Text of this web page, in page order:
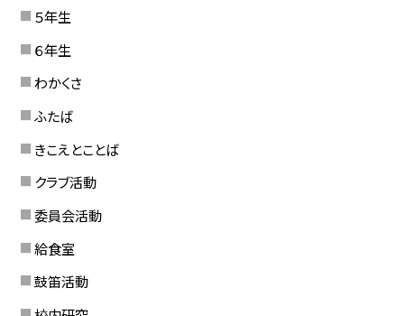
５年生
６年生
わかくさ
ふたば
きこえとことば
クラブ活動
委員会活動
給食室
鼓笛活動